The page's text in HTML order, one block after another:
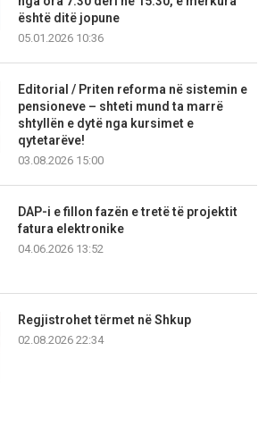
është ditë jopune
05.01.2026 10:36
Editorial / Priten reforma në sistemin e
pensioneve – shteti mund ta marrë
shtyllën e dytë nga kursimet e
qytetarëve!
03.08.2026 15:00
DAP-i e fillon fazën e tretë të projektit
fatura elektronike
04.06.2026 13:52
Regjistrohet tërmet në Shkup
02.08.2026 22:34